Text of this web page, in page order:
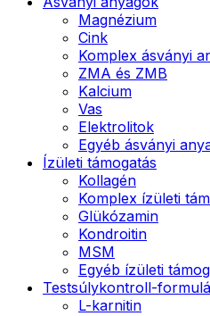
Magnézium
Cink
Komplex ásványi
ZMA és ZMB
Kalcium
Vas
Elektrolitok
Egyéb ásványi
Ízületi támogatás
Kollagén
Komplex ízületi
Glükózamin
Kondroitin
MSM
Egyéb ízületi
Testsúlykontroll-
L-karnitin